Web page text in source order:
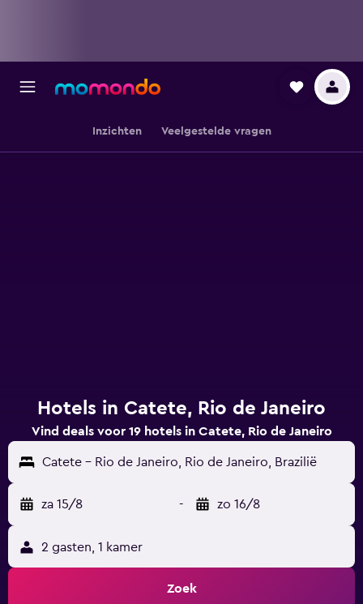
Inzichten Veelgestelde vragen
Hotels in Catete, Rio de Janeiro
Vind deals voor 19 hotels in Catete, Rio de Janeiro
Catete - Rio de Janeiro, Rio de Janeiro, Brazilië
za 15/8 - zo 16/8
2 gasten, 1 kamer
Zoek